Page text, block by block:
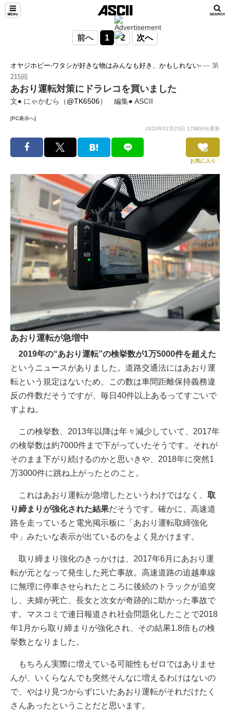
前へ 1 2 次へ
オヤジホビー-ワタシが好きな物はみんなも好き、かもしれない- ― 第
215回
あおり運転対策にドラレコを買いました
文● にゃかむら（@TK6506） 編集● ASCII
[PC表示へ]
2020年02月23日 17時00分更新
お気に入り
あおり運転が急増中
2019年の“あおり運転”の検挙数が1万5000件を超えた
というニュースがありました。道路交通法にはあおり運
転という規定はないため、この数は車間距離保持義務違
反の件数だそうですが、毎日40件以上あるってすごいで
すよね。
この検挙数、2013年以降は年々減少していて、2017年
の検挙数は約7000件まで下がっていたそうです。それが
そのまま下がり続けるのかと思いきや、2018年に突然1
万3000件に跳ね上がったとのこと。
これはあおり運転が急増したというわけではなく、 取
り締まりが強化された結果だそうです。確かに、高速道
路を走っていると電光掲示板に「あおり運転取締強化
中」みたいな表示が出ているのをよく見かけます。
取り締まり強化のきっかけは、2017年6月にあおり運
転が元となって発生した死亡事故。高速道路の追越車線
に無理に停車させられたところに後続のトラックが追突
し、夫婦が死亡、長女と次女が奇跡的に助かった事故で
す。マスコミで連日報道され社会問題化したことで2018
年1月から取り締まりが強化され、その結果1.8倍もの検
挙数となりました。
もちろん実際に増えている可能性もゼロではありませ
んが、いくらなんでも突然そんなに増えるわけはないの
で、やはり見つからずにいたあおり運転がそれだけたく
さんあったということだと思います。